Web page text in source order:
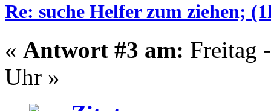
Re: suche Helfer zum ziehen;
« Antwort #3 am: Freitag
Uhr »